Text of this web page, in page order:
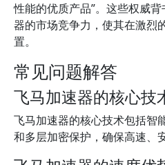
性能的优质产品”。这些权威
器的市场竞争力，使其在激烈
置。
常见问题解答
飞马加速器的核心技
飞马加速器的核心技术包括智
和多层加密保护，确保高速、